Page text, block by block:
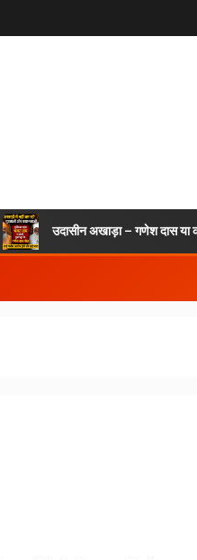
उदासीन अखाड़ा – गणेश दास या